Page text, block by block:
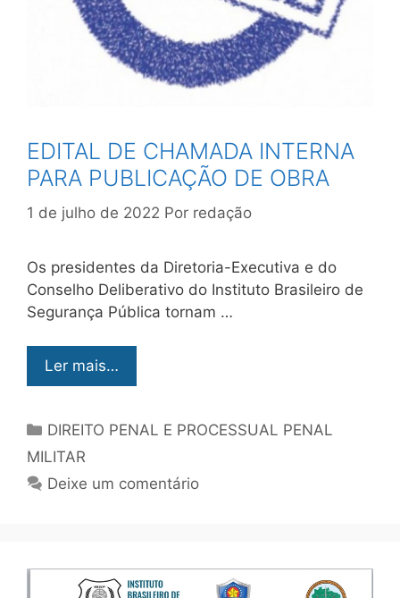
EDITAL DE CHAMADA INTERNA
PARA PUBLICAÇÃO DE OBRA
1 de julho de 2022 Por redação
Os presidentes da Diretoria-Executiva e do
Conselho Deliberativo do Instituto Brasileiro de
Segurança Pública tornam …
Ler mais…
DIREITO PENAL E PROCESSUAL PENAL
MILITAR
Deixe um comentário